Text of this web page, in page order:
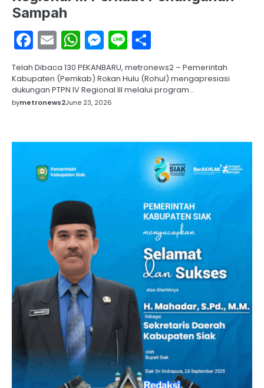
Sampah
Facebook
EmailWhatsApp
Messenger
Line
Telah Dibaca 130 PEKANBARU, metronews2 – Pemerintah
Kabupaten (Pemkab) Rokan Hulu (Rohul) mengapresiasi
dukungan PTPN IV Regional III melalui program…
bymetronews2June 23, 2026